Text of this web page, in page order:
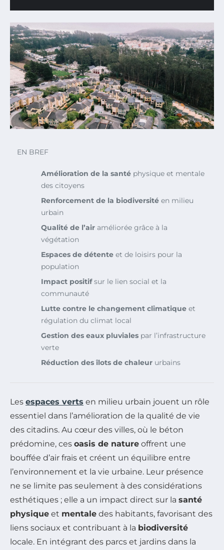
EN BREF
Amélioration de la santé physique et mentale
des citoyens
Renforcement de la biodiversité en milieu
urbain
Qualité de l’air améliorée grâce à la
végétation
Espaces de détente et de loisirs pour la
population
Impact positifsur le lien social et la
communauté
Lutte contre le changement climatique et
régulation du climat local
Gestion des eaux pluviales par l’infrastructure
verte
Réduction des îlots de chaleur urbains
Les espaces verts en milieu urbain jouent un rôle
essentiel dans l’amélioration de la qualité de vie
des citadins. Au cœur des villes, où le béton
prédomine, ces oasis de nature offrent une
bouffée d’air frais et créent un équilibre entre
l’environnement et la vie urbaine. Leur présence
ne se limite pas seulement à des considérations
esthétiques ; elle a un impact direct sur la santé
physique et mentale des habitants, favorisant des
liens sociaux et contribuant à la biodiversité
locale. En intégrant des parcs et jardins dans la